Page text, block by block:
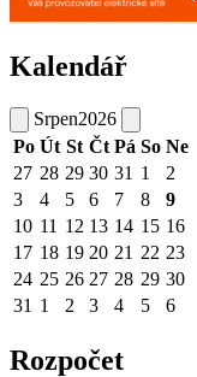
Kalendář
Srpen2026
Po Út St Čt Pá So Ne
27 28 29 30 31 1
2
3
4 5 6 7 8
9
10 11 12 13 14 15 16
17 18 19 20 21 22 23
24 25 26 27 28 29 30
31 1 2 3 4 5 6
Rozpočet